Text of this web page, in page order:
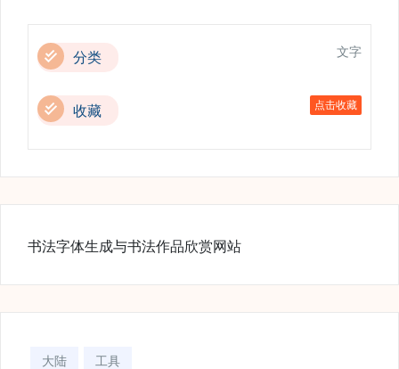
分类 文字
收藏 点击收藏
书法字体生成与书法作品欣赏网站
大陆 工具